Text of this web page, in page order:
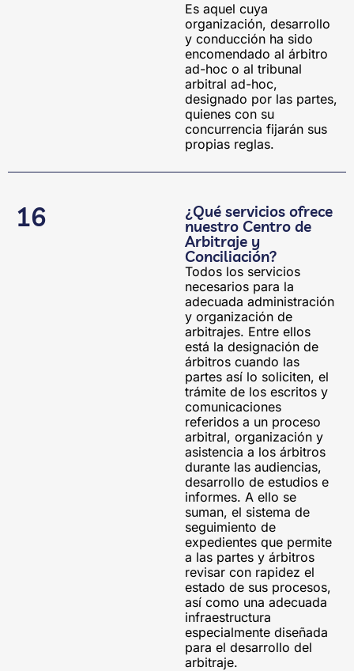
Es aquel cuya
organización, desarrollo
y conducción ha sido
encomendado al árbitro
ad-hoc o al tribunal
arbitral ad-hoc,
designado por las partes,
quienes con su
concurrencia fijarán sus
propias reglas.
16 ¿Qué servicios ofrece
nuestro Centro de
Arbitraje y
Conciliación?
Todos los servicios
necesarios para la
adecuada administración
y organización de
arbitrajes. Entre ellos
está la designación de
árbitros cuando las
partes así lo soliciten, el
trámite de los escritos y
comunicaciones
referidos a un proceso
arbitral, organización y
asistencia a los árbitros
durante las audiencias,
desarrollo de estudios e
informes. A ello se
suman, el sistema de
seguimiento de
expedientes que permite
a las partes y árbitros
revisar con rapidez el
estado de sus procesos,
así como una adecuada
infraestructura
especialmente diseñada
para el desarrollo del
arbitraje.